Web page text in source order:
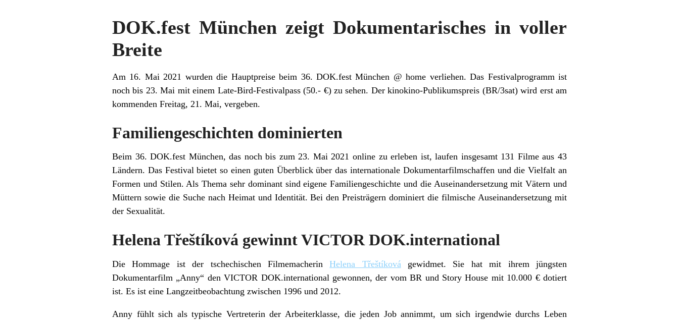
DOK.fest München zeigt Dokumentarisches in voller
Breite
Am 16. Mai 2021 wurden die Hauptpreise beim 36. DOK.fest München @ home verliehen. Das Festivalprogramm ist
noch bis 23. Mai mit einem Late-Bird-Festivalpass (50.- €) zu sehen. Der kinokino-Publikumspreis (BR/3sat) wird erst am
kommenden Freitag, 21. Mai, vergeben.
Familiengeschichten dominierten
Beim 36. DOK.fest München, das noch bis zum 23. Mai 2021 online zu erleben ist, laufen insgesamt 131 Filme aus 43
Ländern. Das Festival bietet so einen guten Überblick über das internationale Dokumentarfilmschaffen und die Vielfalt an
Formen und Stilen. Als Thema sehr dominant sind eigene Familiengeschichte und die Auseinandersetzung mit Vätern und
Müttern sowie die Suche nach Heimat und Identität. Bei den Preisträgern dominiert die filmische Auseinandersetzung mit
der Sexualität.
Helena Třeštíková gewinnt VICTOR DOK.international
Die Hommage ist der tschechischen FilmemacherinHelena Třeštíkovágewidmet. Sie hat mit ihrem jüngsten
Dokumentarfilm „Anny“ den VICTOR DOK.international gewonnen, der vom BR und Story House mit 10.000 € dotiert
ist. Es ist eine Langzeitbeobachtung zwischen 1996 und 2012.
Anny fühlt sich als typische Vertreterin der Arbeiterklasse, die jeden Job annimmt, um sich irgendwie durchs Leben